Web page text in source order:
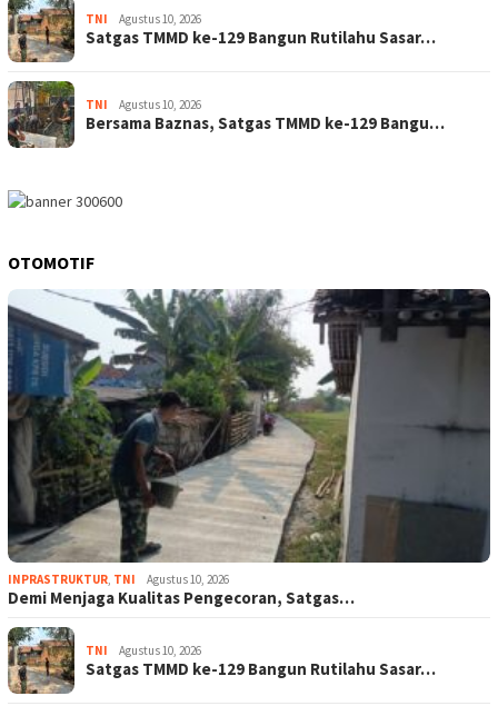
TNI Agustus 10, 2026
Satgas TMMD ke-129 Bangun Rutilahu Sasar…
TNI Agustus 10, 2026
Bersama Baznas, Satgas TMMD ke-129 Bangu…
OTOMOTIF
INPRASTRUKTUR, TNI Agustus 10, 2026
Demi Menjaga Kualitas Pengecoran, Satgas…
TNI Agustus 10, 2026
Satgas TMMD ke-129 Bangun Rutilahu Sasar…